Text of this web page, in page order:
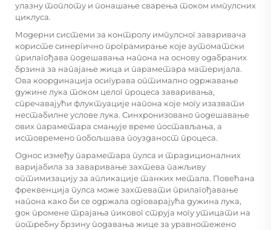
улазну топлоту и понашање сварења током импулсних
циклуса.
Модерни системи за контролу импулсног заваривача
користе синергично програмирање које аутоматски
прилагођава подешавања напона на основу одабраних
брзина за напајање жица и параметара материјала.
Ова координација осигурава оптимално одржавање
дужине лука током целог процеса заваривања,
спречавајући флуктуације напона које могу изазвати
нестабилне услове лука. Синхронизовано подешавање
ових параметара смањује време постављања, а
истовремено побољшава поузданост процеса.
Однос између параметара пулса и традиционалних
варијабила за заваривање захтева пажљиву
оптимизацију за апликације танких метала. Повећана
фреквенција пулса може захтевати прилагођавање
напона како би се одржала одговарајућа дужина лука,
док промене трајања пиковог струја могу утицати на
потребну брзину подавања жице за уравнотежено